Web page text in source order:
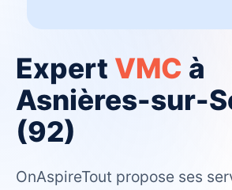
Expert VMC à
Asnières-sur-
(92)
OnAspireTout propose ses